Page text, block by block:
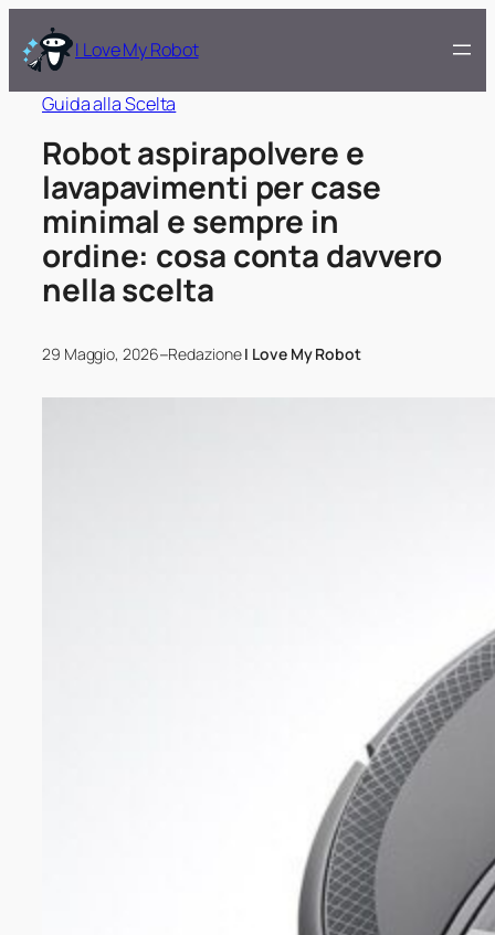
I Love My Robot
Guida alla Scelta
Robot aspirapolvere e
lavapavimenti per case
minimal e sempre in
ordine: cosa conta davvero
nella scelta
29 Maggio, 2026–RedazioneI Love My Robot